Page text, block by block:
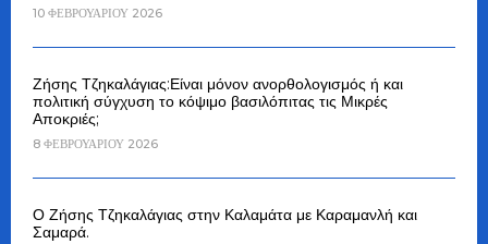
10 ΦΕΒΡΟΥΑΡΊΟΥ 2026
Ζήσης Τζηκαλάγιας:Είναι μόνον ανορθολογισμός ή και
πολιτική σύγχυση το κόψιμο βασιλόπιτας τις Μικρές
Αποκριές;
8 ΦΕΒΡΟΥΑΡΊΟΥ 2026
Ο Ζήσης Τζηκαλάγιας στην Καλαμάτα με Καραμανλή και
Σαμαρά.